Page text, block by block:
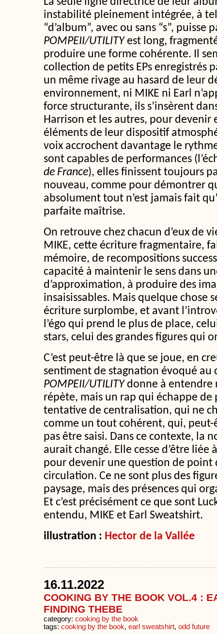
instabilité pleinement intégrée, à
“d’album”, avec ou sans “s”, puisse
POMPEII/UTILITYest long,
produire une forme cohérente. Il
collection de petits EPs enregistrés
un même rivage au hasard de leur
environnement, ni MIKE ni Earl
force structurante, ils s’insèrent
Harrison et les autres, pour devenir
éléments de leur dispositif
voix accrochent davantage le
sont capables de performances
de France), elles finissent toujours
nouveau, comme pour démontrer
absolument tout n’est jamais fait
parfaite maîtrise.
On retrouve chez chacun d’eux de
MIKE, cette écriture fragmentaire,
mémoire, de recompositions
capacité à maintenir le sens dans
d’approximation, à produire des
insaisissables. Mais quelque chose
écriture surplombe, et avant
l’égo qui prend le plus de place,
stars, celui des grandes figures qui
C’est peut-être là que se joue, en
sentiment de stagnation évoqué au
POMPEII/UTILITYdonne à entendre
répète, mais un rap qui échappe de
tentative de centralisation, qui ne
comme un tout cohérent, qui,
pas être saisi. Dans ce contexte, la
aurait changé. Elle cesse d’être
pour devenir une question de point
circulation. Ce ne sont plus des
paysage, mais des présences qui
Et c’est précisément ce que sont
entendu, MIKE et Earl Sweatshirt.
illustration : Hector de la Vallée
16.11.2022
COOKING BY THE BOOK VOL.4 :
FINDING THEBE
category: cooking by the book
tags: cooking by the book, earl sweatshirt, odd future